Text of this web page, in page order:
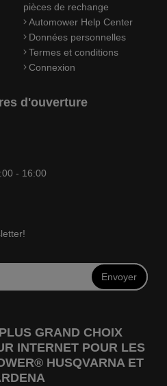
pièces de rechange
Automower Help Center
Données personnelles
Termes et conditions
Connexion
d'ouverture
- 16:00
Envoyer
GRAND CHOIX
INTERNET POUR LES
HUSQVARNA ET